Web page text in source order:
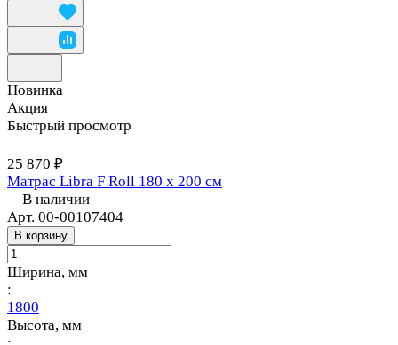
Новинка
Акция
Быстрый просмотр
25 870 ₽
Матрас Libra F Roll 180 х 200 см
В наличии
Арт. 00-00107404
В корзину
Ширина, мм
:
1800
Высота, мм